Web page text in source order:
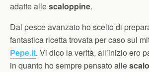
adatte allescaloppine.
Dal pesce avanzato ho scelto di
fantastica ricetta trovata per caso sul
Pepe.it. Vi dico la verità, all’inizio ero
in quanto ho sempre pensato alle